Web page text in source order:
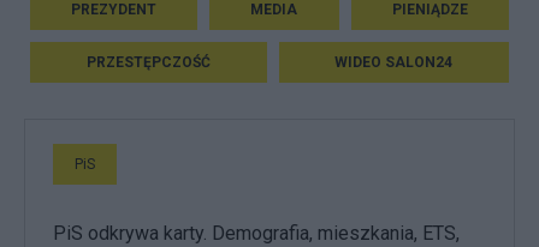
PREZYDENT MEDIA PIENIĄDZE
PRZESTĘPCZOŚĆ WIDEO SALON24
PiS
PiS odkrywa karty. Demografia, mieszkania, ETS,